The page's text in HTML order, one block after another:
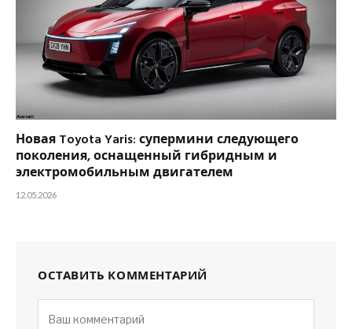
Новая Toyota Yaris: супермини следующего
поколения, оснащенный гибридным и
электромобильным двигателем
12.05.2026
ОСТАВИТЬ КОММЕНТАРИЙ